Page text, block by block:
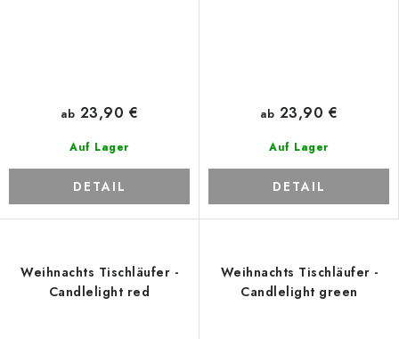
Auf Lager
ab 23,90 €
DETAIL
Auf Lager
ab 23,90 €
DETAIL
Weihnachts Tischläufer -
Candlelight red
Weihnachts Tischläufer -
Candlelight green